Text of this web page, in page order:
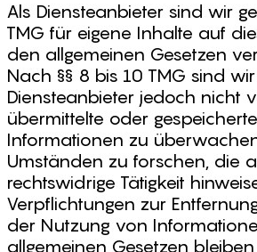
Als Diensteanbieter sind wir
TMG für eigene Inhalte auf
den allgemeinen Gesetzen
Nach §§ 8 bis 10 TMG sind
Diensteanbieter jedoch nicht
übermittelte oder
Informationen zu
Umständen zu forschen, die
rechtswidrige Tätigkeit
Verpflichtungen zur
der Nutzung von
allgemeinen Gesetzen